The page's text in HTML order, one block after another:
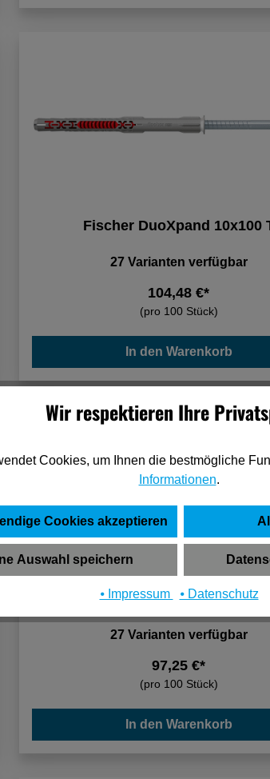
Fischer DuoXpand 10x100
27 Varianten verfügbar
104,48 €*
(pro 100 Stück)
In den Warenkorb
Fischer DuoXpand 10x80 T
27 Varianten verfügbar
97,25 €*
(pro 100 Stück)
In den Warenkorb
Wir respektieren Ihre
Cookies, um Ihnen die bestmögliche
Informationen.
Cookies akzeptieren
Auswahl speichern
⦁ Impressum ⦁ Datenschutz